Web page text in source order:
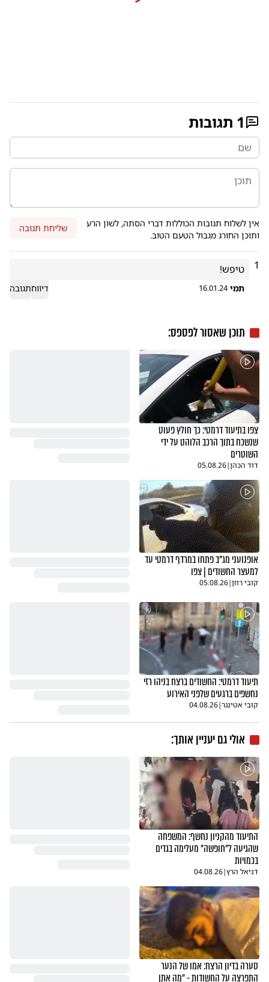
1 תגובות
אין לשלוח תגובות הכוללות דברי הסתה, לשון הרע
ותוכן החורג מגבול הטעם הטוב.
שליחת תגובה
1 טיפש!
תמי 16.01.24 דיווחתגובה
תוכן שאסור לפספס:
צפו בתיעוד דרמטי: כך חולץ פעוט
שנשכח בתוך הרכב הלוהט על ידי
השוטרים
דוד הכהן|
05.08.26
אופנועני מג"ב פתחו במרדף דרמטי עד
למעצר החשודים | צפו
קובי רוזן|
05.08.26
תיעוד דרמטי: החשודים ברצח בניהו רזי
נחשפים ברגעים שלפני האירוע
קובי אטינגר|
04.08.26
אולי גם יעניין אותך:
התיעוד מהקניון נחשף: המשפחה
שהגיעה ל"חופשה" מעלימה בגדים
בכמויות
דניאל הרץ|
04.08.26
סערה בדיון הרצח: אמו של הנער
התפרצה על החשודות - "מה אתן